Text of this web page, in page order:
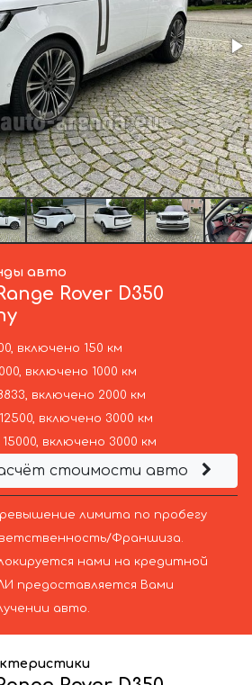
авто
Rover D350
включено 150 км
включено 1000 км
включено 2000 км
включено 3000 км
включено 3000 км
стоимости авто
лимита по пробегу
Франшиза.
нами на кредитной
предоставляется Вами
авто.